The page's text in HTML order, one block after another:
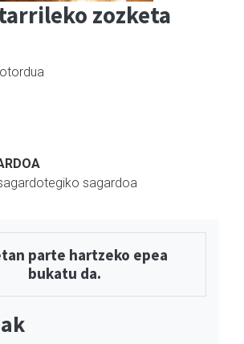
zozketa
sagardoa
parte hartzeko epea
bukatu da.